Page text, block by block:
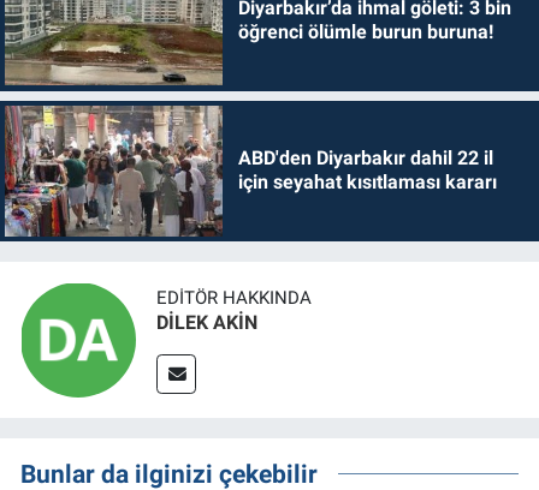
Diyarbakır’da ihmal göleti: 3 bin
öğrenci ölümle burun buruna!
ABD'den Diyarbakır dahil 22 il
için seyahat kısıtlaması kararı
EDITÖR HAKKINDA
DİLEK AKİN
Bunlar da ilginizi çekebilir